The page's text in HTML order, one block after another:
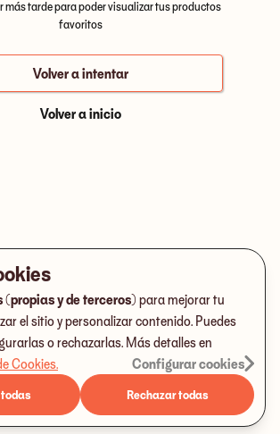
más tarde para poder visualizar tus productos
favoritos
Volver a intentar
Volver a inicio
(propias y de terceros) para mejorar tu
el sitio y personalizar contenido. Puedes
o rechazarlas. Más detalles en
Cookies. Configurar cookies
Rechazar todas